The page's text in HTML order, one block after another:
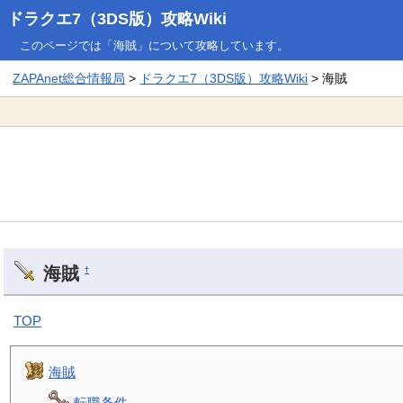
ドラクエ7（3DS版）攻略Wiki
このページでは「海賊」について攻略しています。
ZAPAnet総合情報局 > ドラクエ7（3DS版）攻略Wiki > 海賊
海賊 †
TOP
海賊